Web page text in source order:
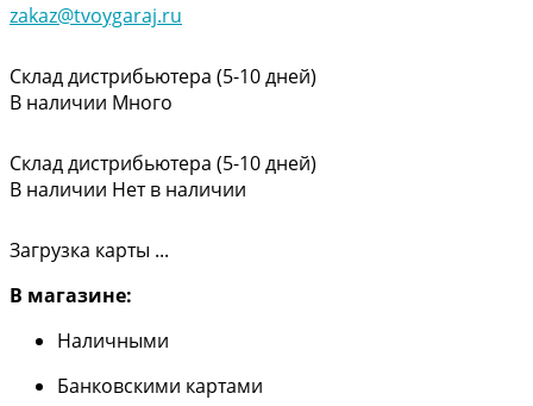
zakaz@tvoygaraj.ru
Склад дистрибьютера (5-10 дней)
В наличии Много
Склад дистрибьютера (5-10 дней)
В наличии Нет в наличии
Загрузка карты ...
В магазине:
Наличными
Банковскими картами